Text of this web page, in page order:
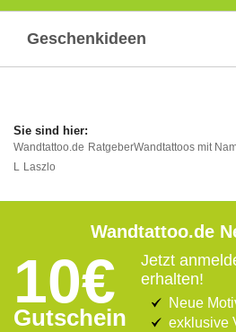
Geschenkideen
Wandtattoo.de RatgeberWandtattoos mit
L Laszlo
Wandtattoo.de
10€
Gutschein
Jetzt
erhalten!
Neue
exklusive